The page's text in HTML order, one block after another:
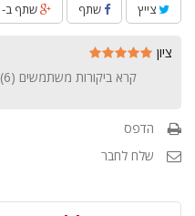
צייץ שתף שתף ב- Google
ציון
קרא ביקורות משתמשים (6
)
הדפס
שלח לחבר